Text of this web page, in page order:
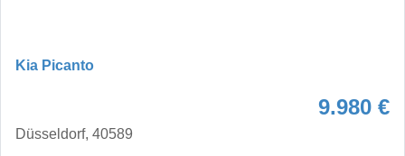
Kia Picanto
9.980 €
Düsseldorf, 40589